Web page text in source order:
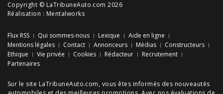
Copyright © LaTribuneAuto.com 2026
Réalisation : Mentalworks
Flux RSS Qui sommes-nous Lexique
Aide en ligne
Mentions légales
Contact Annonceurs Médias
Constructeurs
Ethique
Vie privée Cookies Rédacteur
Recrutement
Partenaires
Sur le site LaTribuneAuto.com, vous êtes informés des nouveautés